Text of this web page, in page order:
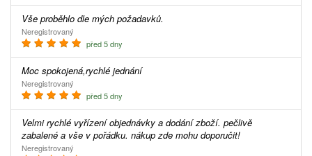
Vše proběhlo dle mých požadavků.
Neregistrovaný
před 5 dny
Moc spokojená,rychlé jednání
Neregistrovaný
před 5 dny
Velmi rychlé vyřízení objednávky a dodání zboží. pečlivě
zabalené a vše v pořádku. nákup zde mohu doporučit!
Neregistrovaný